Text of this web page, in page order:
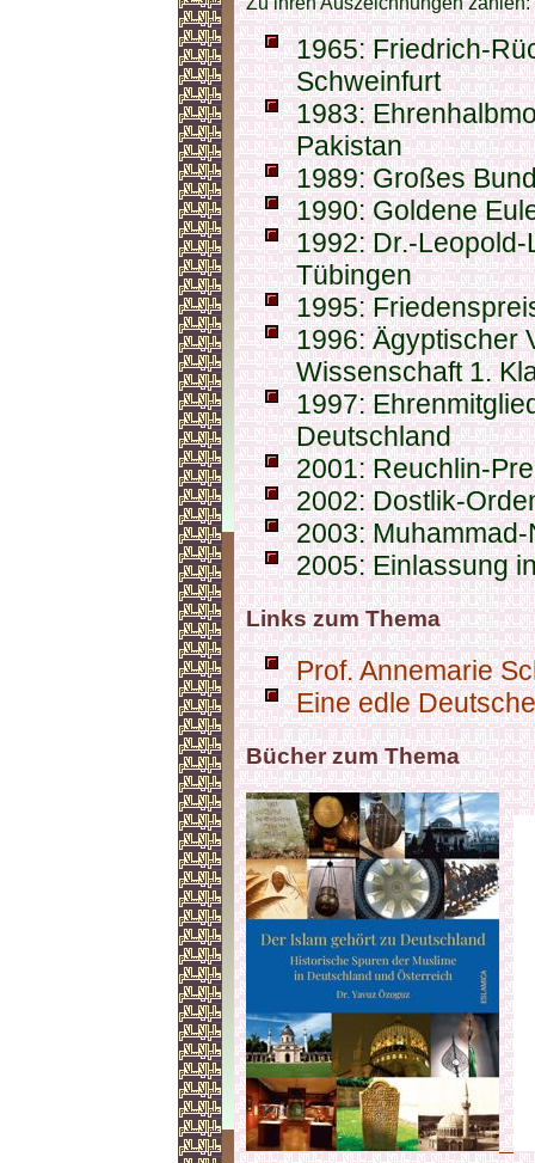
1965: Friedrich-
Schweinfurt
1983:
Pakistan
1989: Großes
1990: Goldene
1992: Dr.-
Tübingen
1995:
1996: Ägyptischer
Wissenschaft 1.
1997:
Deutschland
2001: Reuchlin-
2002: Dostlik-
2003:
2005: Einlassung
Links zum Thema
Prof. Annemarie
Eine edle
Bücher zum Thema